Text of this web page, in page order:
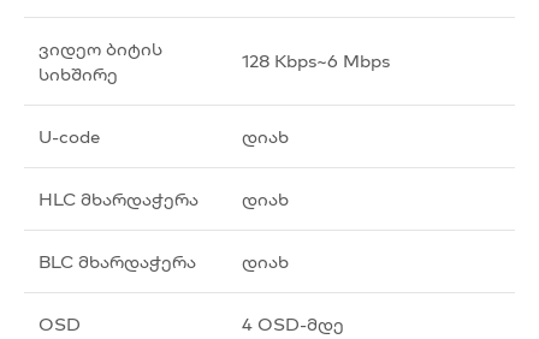
ვიდეო ბიტის
სიხშირე
128 Kbps~6 Mbps
U-code დიახ
HLC მხარდაჭერა დიახ
BLC მხარდაჭერა დიახ
OSD 4 OSD-მდე